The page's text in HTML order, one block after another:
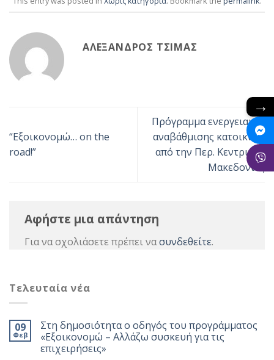
ΑΛΈΞΑΝΔΡΟΣ ΤΣΊΜΑΣ
“Εξοικονομώ… on the
road!”
Πρόγραμμα ενεργειακής
αναβάθμισης κατοικιών
από την Περ. Κεντρικής
Μακεδονίας
Αφήστε μια απάντηση
Για να σχολιάσετε πρέπει νασυνδεθείτε.
Τελευταία νέα
09
Φεβ
Στη δημοσιότητα ο οδηγός του προγράμματος
«Εξοικονομώ – Αλλάζω συσκευή για τις
επιχειρήσεις»
→